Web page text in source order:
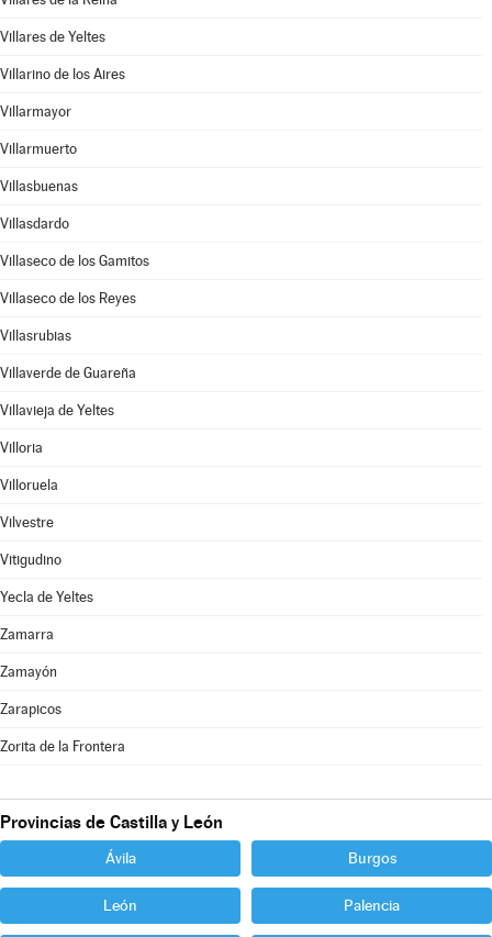
Villares de Yeltes
Villarino de los Aires
Villarmayor
Villarmuerto
Villasbuenas
Villasdardo
Villaseco de los Gamitos
Villaseco de los Reyes
Villasrubias
Villaverde de Guareña
Villavieja de Yeltes
Villoria
Villoruela
Vilvestre
Vitigudino
Yecla de Yeltes
Zamarra
Zamayón
Zarapicos
Zorita de la Frontera
Provincias de Castilla y León
Ávila Burgos
León Palencia